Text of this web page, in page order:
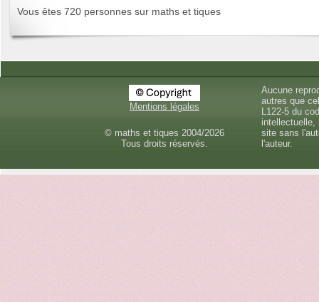
Vous êtes 720 personnes sur maths et tiques
Mentions légales
© maths et tiques 2004/2026
Tous droits réservés.
Aucune
autres que
L122-5 du
intellectuelle,
site sans
l'auteur.